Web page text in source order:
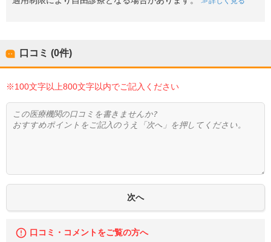
口コミ (0件)
※100文字以上800文字以内でご記入ください
口コミ・コメントをご覧の方へ